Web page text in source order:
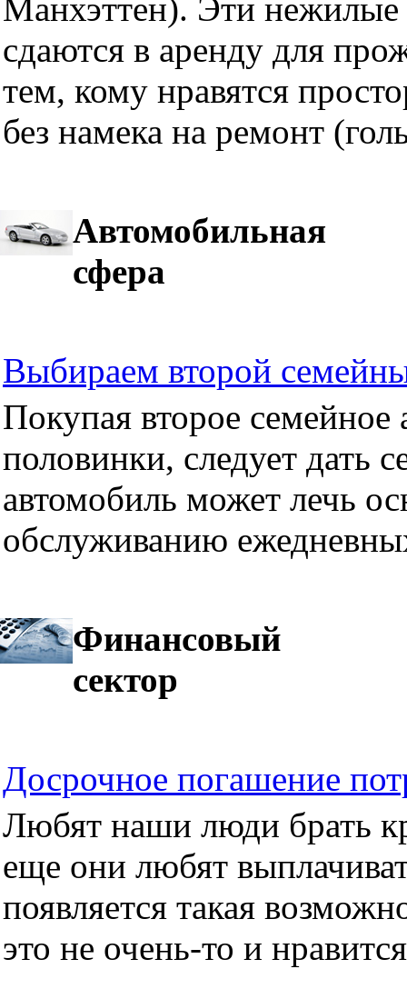
Манхэттен). Эти нежилые
сдаются в аренду для
тем, кому нравятся
без намека на ремонт
Автомобильная
сфера
Выбираем второй
Покупая второе семейное
половинки, следует дать
автомобиль может лечь
обслуживанию
Финансовый
сектор
Досрочное погашение
Любят наши люди брать
еще они любят
появляется такая
это не очень-то и